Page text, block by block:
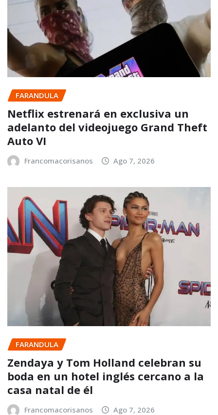
FARANDULA
Netflix estrenará en exclusiva un
adelanto del videojuego Grand Theft
Auto VI
Francomacorisanos Ago 7, 2026
FARANDULA
Zendaya y Tom Holland celebran su
boda en un hotel inglés cercano a la
casa natal de él
Francomacorisanos Ago 7, 2026